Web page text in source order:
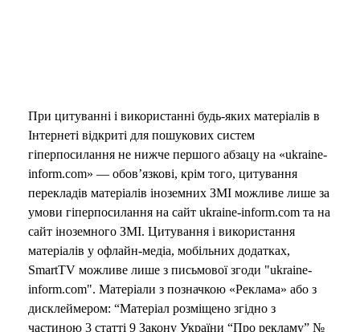
При цитуванні і використанні будь-яких матеріалів в
Інтернеті відкриті для пошукових систем
гіперпосилання не нижче першого абзацу на «ukraine-
inform.com» — обов’язкові, крім того, цитування
перекладів матеріалів іноземних ЗМІ можливе лише за
умови гіперпосилання на сайт ukraine-inform.com та на
сайт іноземного ЗМІ. Цитування і використання
матеріалів у офлайн-медіа, мобільних додатках,
SmartTV можливе лише з письмової згоди "ukraine-
inform.com". Матеріали з позначкою «Реклама» або з
дисклеймером: “Матеріал розміщено згідно з
частиною 3 статті 9 Закону України “Про рекламу” №